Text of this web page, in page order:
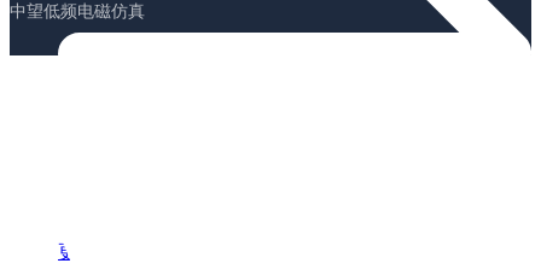
更多
中望低频电磁仿真